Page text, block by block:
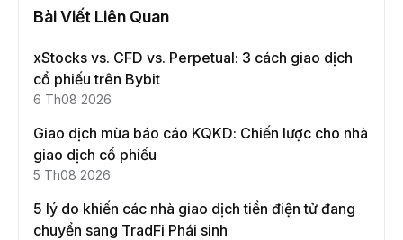
Bài Viết Liên Quan
xStocks vs. CFD vs. Perpetual: 3 cách giao dịch
cổ phiếu trên Bybit
6 Th08 2026
Giao dịch mùa báo cáo KQKD: Chiến lược cho nhà
giao dịch cổ phiếu
5 Th08 2026
5 lý do khiến các nhà giao dịch tiền điện tử đang
chuyển sang TradFi Phái sinh